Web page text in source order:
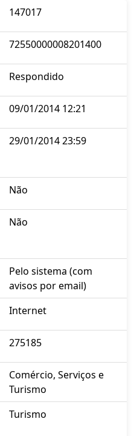
147017
72550000008201400
Respondido
09/01/2014 12:21
29/01/2014 23:59
Não
Não
Pelo sistema (com
avisos por email)
Internet
275185
Comércio, Serviços e
Turismo
Turismo